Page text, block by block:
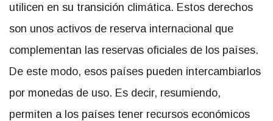
utilicen en su transición climática. Estos derechos
son unos activos de reserva internacional que
complementan las reservas oficiales de los países.
De este modo, esos países pueden intercambiarlos
por monedas de uso. Es decir, resumiendo,
permiten a los países tener recursos económicos